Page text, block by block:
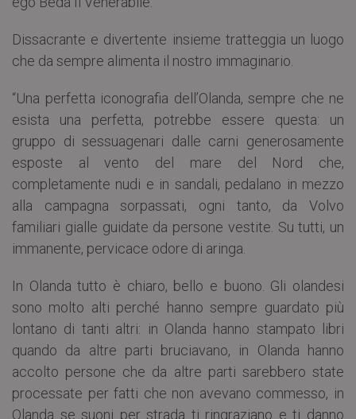
Dissacrante e divertente insieme tratteggia un luogo
che da sempre alimenta il nostro immaginario.
“Una perfetta iconografia dell’Olanda, sempre che ne
esista una perfetta, potrebbe essere questa: un
gruppo di sessuagenari dalle carni generosamente
esposte al vento del mare del Nord che,
completamente nudi e in sandali, pedalano in mezzo
alla campagna sorpassati, ogni tanto, da Volvo
familiari gialle guidate da persone vestite. Su tutti, un
immanente, pervicace odore di aringa.
In Olanda tutto è chiaro, bello e buono. Gli olandesi
sono molto alti perché hanno sempre guardato più
lontano di tanti altri: in Olanda hanno stampato libri
quando da altre parti bruciavano, in Olanda hanno
accolto persone che da altre parti sarebbero state
processate per fatti che non avevano commesso, in
Olanda se suoni per strada ti ringraziano e ti danno